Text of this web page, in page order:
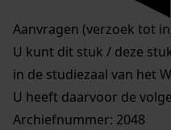
Aanvragen (verzoek tot
U kunt dit stuk / deze
in de studiezaal van het
U heeft daarvoor de
Archiefnummer: 2048